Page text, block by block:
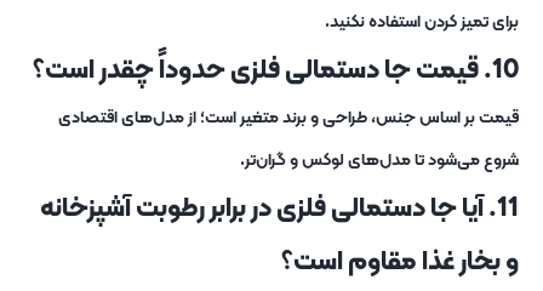
برای تمیز کردن استفاده نکنید.
10. قیمت جا دستمالی فلزی حدوداً چقدر است؟
قیمت بر اساس جنس، طراحی و برند متغیر است؛ از مدل‌های اقتصادی
شروع می‌شود تا مدل‌های لوکس و گران‌تر.
11. آیا جا دستمالی فلزی در برابر رطوبت آشپزخانه
و بخار غذا مقاوم است؟